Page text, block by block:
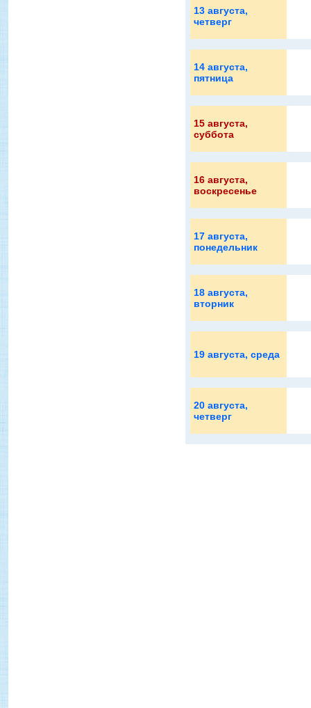
13 августа,
четверг
14 августа,
пятница
15 августа,
суббота
16 августа,
воскресенье
17 августа,
понедельник
18 августа,
вторник
19 августа, среда
20 августа,
четверг